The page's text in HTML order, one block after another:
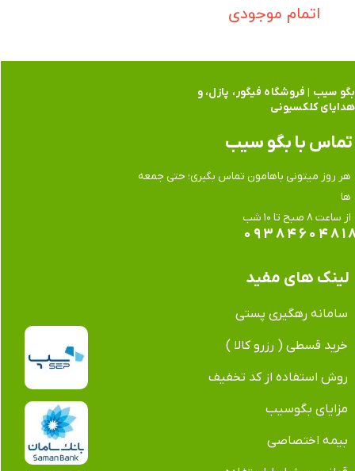
اتمام موجودی
تماس​​​​​​​ با بگو سیب
هر روز میتونی باهامون تماس بگیری؛ حتی جمعه
ها
​​​​​​​از ساعت ۸ صبح تا ۱۰ شب
بگو سیب | فروشگاه فیگور، پازل، و
هدایای کلکسیونی
لینک های مفید
سامانه رهگیری پستی
خرید قسطی ( رزرو کالا )
روش استفاده از کد تخفیف
مزایای بگوسیب
بیمه اختصاصی